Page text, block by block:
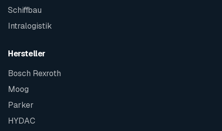
Schiffbau
Intralogistik
Hersteller
Bosch Rexroth
Moog
Parker
HYDAC